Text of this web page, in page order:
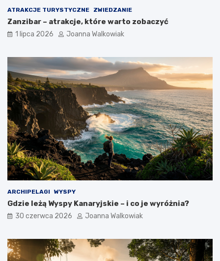
ATRAKCJE TURYSTYCZNE ZWIEDZANIE
Zanzibar – atrakcje, które warto zobaczyć
1 lipca 2026 Joanna Walkowiak
ARCHIPELAGI WYSPY
Gdzie leżą Wyspy Kanaryjskie – i co je wyróżnia?
30 czerwca 2026 Joanna Walkowiak